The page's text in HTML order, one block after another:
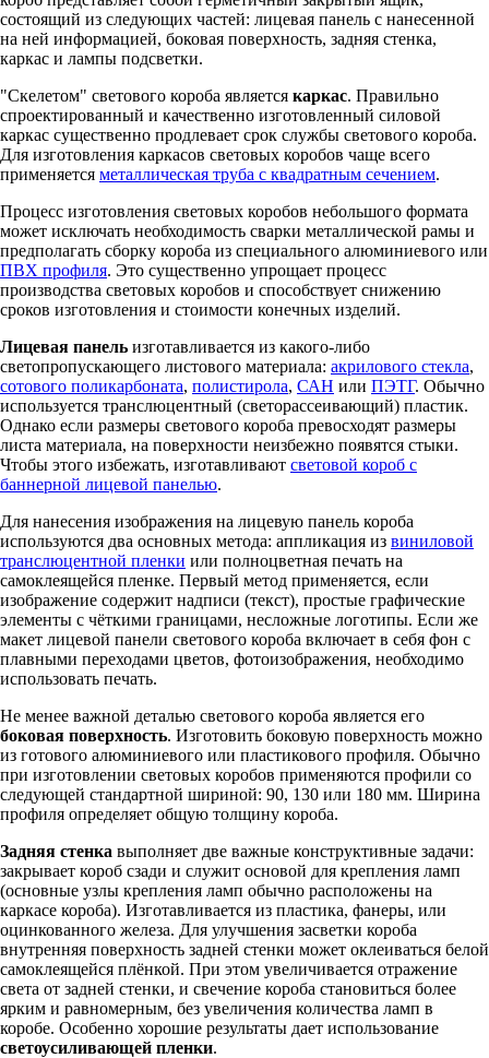
состоящий из следующих частей: лицевая панель с нанесенной
на ней информацией, боковая поверхность, задняя стенка,
каркас и лампы подсветки.
"Скелетом" светового короба является каркас. Правильно
спроектированный и качественно изготовленный силовой
каркас существенно продлевает срок службы светового короба.
Для изготовления каркасов световых коробов чаще всего
применяется металлическая труба с квадратным сечением.
Процесс изготовления световых коробов небольшого формата
может исключать необходимость сварки металлической рамы и
предполагать сборку короба из специального алюминиевого или
ПВХ профиля. Это существенно упрощает процесс
производства световых коробов и способствует снижению
сроков изготовления и стоимости конечных изделий.
Лицевая панель изготавливается из какого-либо
светопропускающего листового материала: акрилового стекла,
сотового поликарбоната, полистирола, САН или ПЭТГ. Обычно
используется транслюцентный (светорассеивающий) пластик.
Однако если размеры светового короба превосходят размеры
листа материала, на поверхности неизбежно появятся стыки.
Чтобы этого избежать, изготавливают световой короб с
баннерной лицевой панелью.
Для нанесения изображения на лицевую панель короба
используются два основных метода: аппликация из виниловой
транслюцентной пленки или полноцветная печать на
самоклеящейся пленке. Первый метод применяется, если
изображение содержит надписи (текст), простые графические
элементы с чёткими границами, несложные логотипы. Если же
макет лицевой панели светового короба включает в себя фон с
плавными переходами цветов, фотоизображения, необходимо
использовать печать.
Не менее важной деталью светового короба является его
боковая поверхность. Изготовить боковую поверхность можно
из готового алюминиевого или пластикового профиля. Обычно
при изготовлении световых коробов применяются профили со
следующей стандартной шириной: 90, 130 или 180 мм. Ширина
профиля определяет общую толщину короба.
Задняя стенка выполняет две важные конструктивные задачи:
закрывает короб сзади и служит основой для крепления ламп
(основные узлы крепления ламп обычно расположены на
каркасе короба). Изготавливается из пластика, фанеры, или
оцинкованного железа. Для улучшения засветки короба
внутренняя поверхность задней стенки может оклеиваться белой
самоклеящейся плёнкой. При этом увеличивается отражение
света от задней стенки, и свечение короба становиться более
ярким и равномерным, без увеличения количества ламп в
коробе. Особенно хорошие результаты дает использование
светоусиливающей пленки.